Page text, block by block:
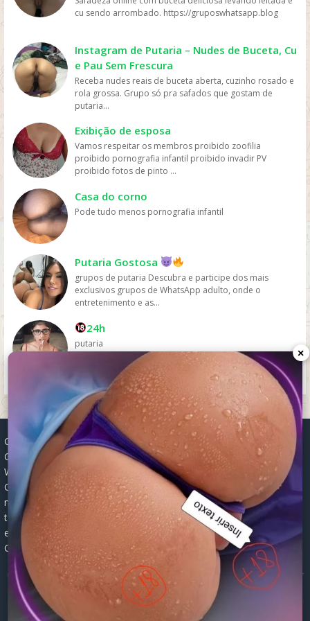
Disney+ e outras, tornando o acesso aos filmes muito
mais fácil e rápido. Preço: os serviços de streaming
cinema ou comprar DVDs, tornando mais fácil para as
pessoas assistirem filmes sem gastar muito dinheiro.
Personalização: os serviços de streaming geralmente
oferecem recomendações personalizadas com base
nos gostos dos usuários, permitindo que eles
descubram novos filmes e programas que possam
filmes online. Em resumo, os filmes são mais assistidos
online devido à sua conveniência, variedade, acesso
fácil, preços acessíveis e personalização, oferecidos
pelas plataformas de streaming.
cu sendo arrombado. https://gruposwhatsapp.blog
Instagram de Putaria – Nudes de Buceta, Cu
e Pau Sem Frescura
Receba nudes reais de buceta aberta, cuzinho rosado e
rola grossa. Grupo só pra safados que gostam de
putaria...
Exibição de esposa
Vamos respeitar os membros proibido zoofilia
proibido pornografia infantil proibido invadir PV
proibido fotos de pinto ...
Casa do corno
Pode tudo menos pornografia infantil
Putaria Gostosa
grupos de putaria Descubra e participe dos mais
exclusivos grupos de WhatsApp adulto, onde o
entretenimento e as...
24h
putaria
Grupos WhatsApp, Links de grupos, Entrar grupos WhatsApp,
Grupos de compra e venda, Links WhatsApp atualizados, Grupos
WhatsApp 2025, Links para grupos, Participar grupos WhatsApp,
Grupos ativos WhatsApp, Links gratuitos, Grupos WhatsApp
negócios, Links grupos Brasil, Grupos WhatsApp regionais, Grupos
temáticos WhatsApp, Links públicos WhatsApp, Grupos WhatsApp
empregos, Links grupos classificados, Divulgar grupos WhatsApp,
Grupos WhatsApp descontos, Grupos WhatsApp ofertas.
© 2026 -
Grupos de WhatsApp 2026: Links Atualizados para Entrar
nos Melhores Grupos
×